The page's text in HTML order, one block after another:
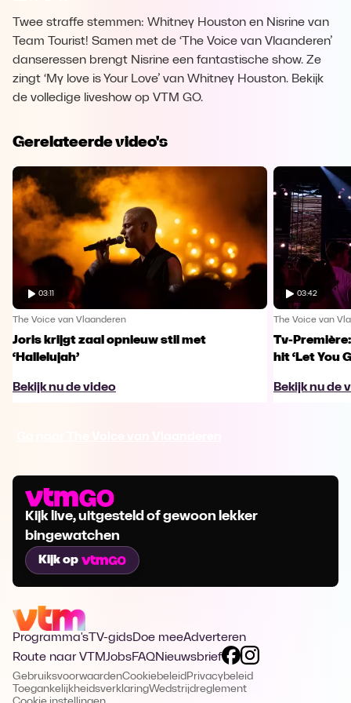
Twee straffe stemmen: Whitney Houston en Nisrine van
Team Tourist! Samen met de ‘The Voice van Vlaanderen’
danseressen brengt Nisrine een fantastische show. Ze
zingt ‘My love is Your Love’ van Whitney Houston. Bekijk
de volledige liveshow op VTM GO.
Gerelateerde video's
03:11
The Voice van Vlaanderen
Joris krijgt zaal opnieuw stil met
‘Hallelujah’
Bekijk nu de video
03:42
The Voice van
Tv-
hit ‘Let You
Bekijk nu de
Kijk live, uitgesteld of gewoon lekker
bingewatchen
Kijk op
Programma's TV-gidsDoe meeAdverteren
Route naar VTMJobsFAQNieuwsbrief
GebruiksvoorwaardenCookiebeleid Privacybeleid
ToegankelijkheidsverklaringWedstrijdreglement